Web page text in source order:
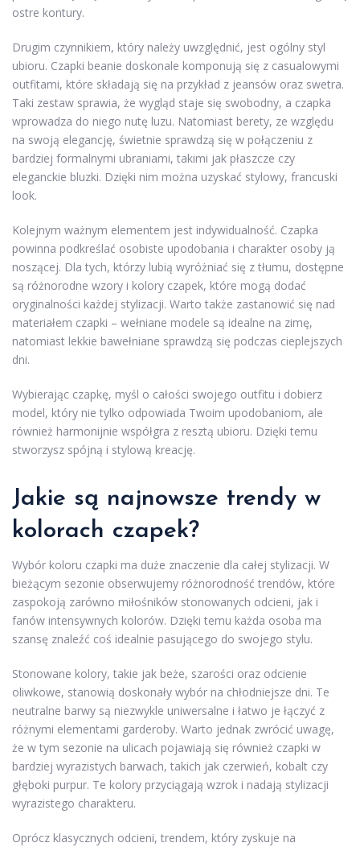
ostre kontury.
Drugim czynnikiem, który należy uwzględnić, jest ogólny styl
ubioru. Czapki beanie doskonale komponują się z casualowymi
outfitami, które składają się na przykład z jeansów oraz swetra.
Taki zestaw sprawia, że wygląd staje się swobodny, a czapka
wprowadza do niego nutę luzu. Natomiast berety, ze względu
na swoją elegancję, świetnie sprawdzą się w połączeniu z
bardziej formalnymi ubraniami, takimi jak płaszcze czy
eleganckie bluzki. Dzięki nim można uzyskać stylowy, francuski
look.
Kolejnym ważnym elementem jest indywidualność. Czapka
powinna podkreślać osobiste upodobania i charakter osoby ją
noszącej. Dla tych, którzy lubią wyróżniać się z tłumu, dostępne
są różnorodne wzory i kolory czapek, które mogą dodać
oryginalności każdej stylizacji. Warto także zastanowić się nad
materiałem czapki – wełniane modele są idealne na zimę,
natomiast lekkie bawełniane sprawdzą się podczas cieplejszych
dni.
Wybierając czapkę, myśl o całości swojego outfitu i dobierz
model, który nie tylko odpowiada Twoim upodobaniom, ale
również harmonijnie współgra z resztą ubioru. Dzięki temu
stworzysz spójną i stylową kreację.
Jakie są najnowsze trendy w
kolorach czapek?
Wybór koloru czapki ma duże znaczenie dla całej stylizacji. W
bieżącym sezonie obserwujemy różnorodność trendów, które
zaspokoją zarówno miłośników stonowanych odcieni, jak i
fanów intensywnych kolorów. Dzięki temu każda osoba ma
szansę znaleźć coś idealnie pasującego do swojego stylu.
Stonowane kolory, takie jak beże, szarości oraz odcienie
oliwkowe, stanowią doskonały wybór na chłodniejsze dni. Te
neutralne barwy są niezwykle uniwersalne i łatwo je łączyć z
różnymi elementami garderoby. Warto jednak zwrócić uwagę,
że w tym sezonie na ulicach pojawiają się również czapki w
bardziej wyrazistych barwach, takich jak czerwień, kobalt czy
głęboki purpur. Te kolory przyciągają wzrok i nadają stylizacji
wyrazistego charakteru.
Oprócz klasycznych odcieni, trendem, który zyskuje na